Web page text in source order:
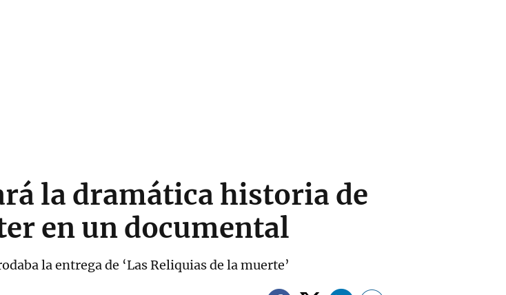
la dramática historia de
en un documental
la entrega de ‘Las Reliquias de la muerte’